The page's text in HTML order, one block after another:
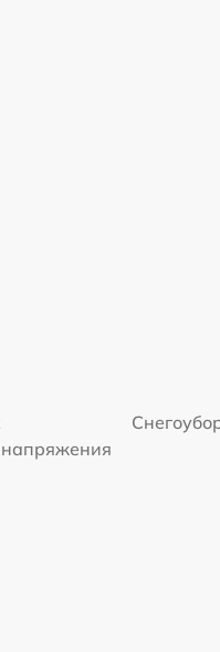
напряжения